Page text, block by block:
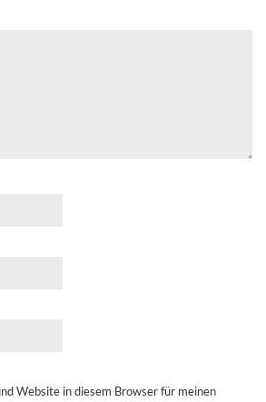
Website in diesem Browser für meinen